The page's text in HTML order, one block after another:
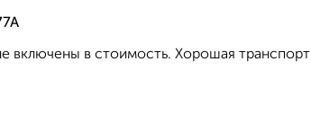
в стоимость. Хорошая